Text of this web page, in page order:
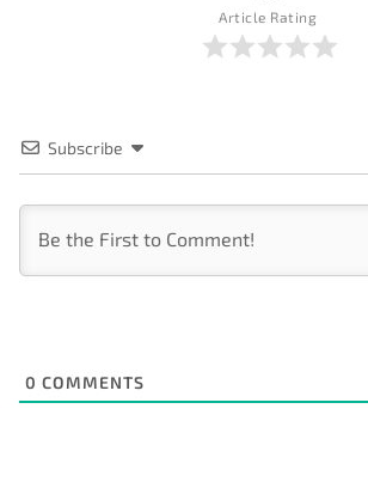
Article Rating
Subscribe
0 COMMENTS